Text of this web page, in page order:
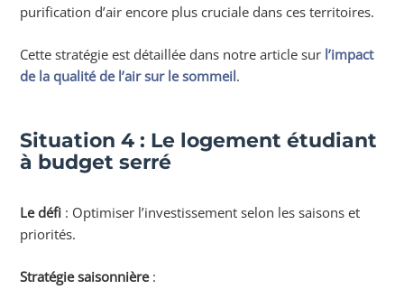
purification d’air encore plus cruciale dans ces territoires.
Cette stratégie est détaillée dans notre article sur l’impact
de la qualité de l’air sur le sommeil.
Situation 4 : Le logement étudiant
à budget serré
Le défi : Optimiser l’investissement selon les saisons et
priorités.
Stratégie saisonnière: